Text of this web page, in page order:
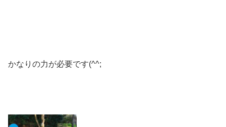
かなりの力が必要です(^^;